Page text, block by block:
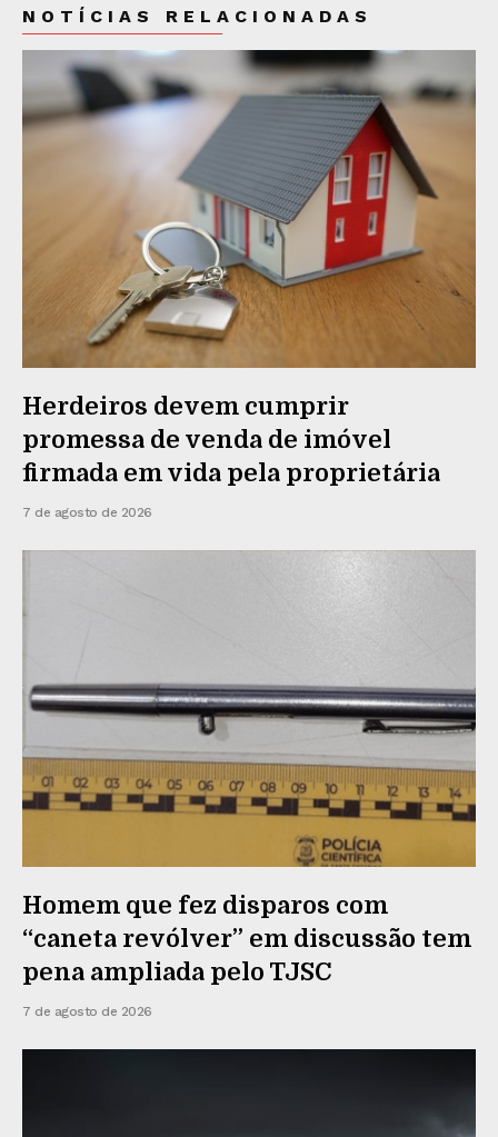
NOTÍCIAS RELACIONADAS
Herdeiros devem cumprir
promessa de venda de imóvel
firmada em vida pela proprietária
7 de agosto de 2026
Homem que fez disparos com
“caneta revólver” em discussão tem
pena ampliada pelo TJSC
7 de agosto de 2026